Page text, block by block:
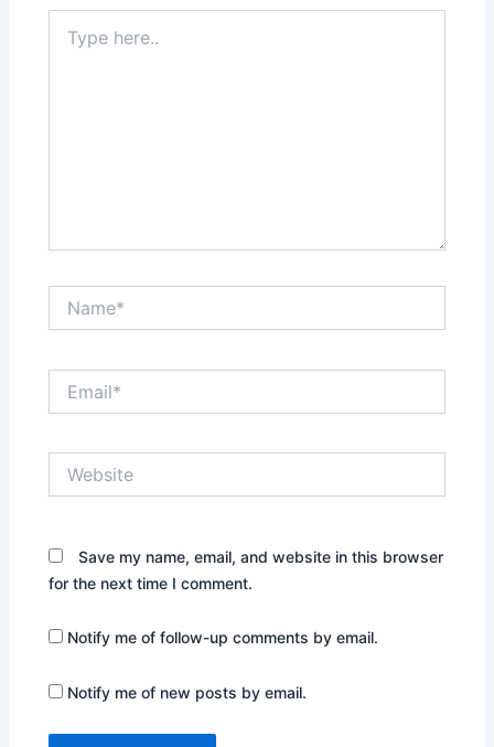
here..
Save my name, email, and website in this browser
for the next time I comment.
Notify me of follow-up comments by email.
Notify me of new posts by email.